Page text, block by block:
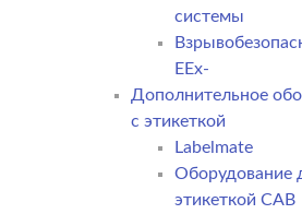
системы
EEx-
Дополнительное
с этикеткой
Labelmate
Оборудование
этикеткой CAB